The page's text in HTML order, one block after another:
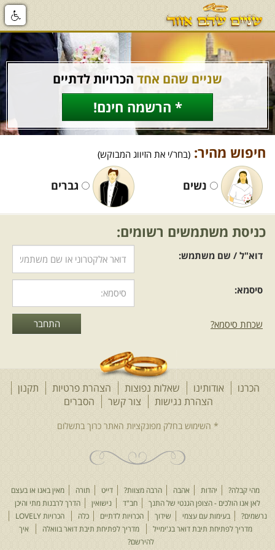
שניים שהם אחד הכרויות לדתיים
* הרשמה חינם!
חיפוש מהיר: (בחר/י את הזיווג המבוקש)
נשים גברים
כניסת משתמשים רשומים:
דוא"ל / שם משתמש:
סיסמא:
שכחת סיסמא?
הכרנו אודותינו שאלות נפוצות הצהרת פרטיות
תקנון
הצהרת נגישות
צור קשר הסברים
מהי קבלה? יהדות אהבה הרבה מצוות? דייט תורה
מאין באנו או בעצם
לאן אנו הולכים - הצופן הגנטי של התנך
חב"ד נישואין
הדרך לרבנות מתי והיכן
נרשמים?
בעימות עם עצמי שידוך הכרויות לדתיים כלה
הכרויות LOVELY
מדריך לפתיחת תיבת דואר בג'ימייל
מדריך לפתיחת תיבת דואר בוואלה
איך
להירשם?